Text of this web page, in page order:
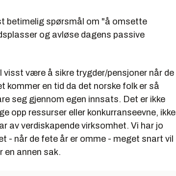
betimelig spørsmål om "å omsette
og avløse dagens passive
visst være å sikre trygder/pensjoner når de
kommer en tid da det norske folk er så
seg gjennom egen innsats. Det er ikke
opp ressurser eller konkurranseevne, ikke
av verdiskapende virksomhet. Vi har jo
- når de fete år er omme - meget snart vil
annen sak.